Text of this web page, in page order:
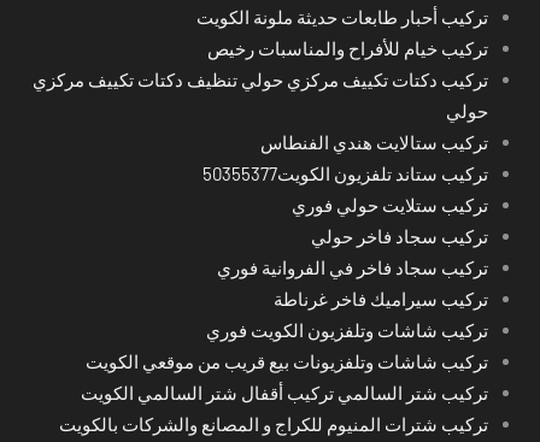
تركيب أحبار طابعات حديثة ملونة الكويت
تركيب خيام للأفراح والمناسبات رخيص
تركيب دكتات تكييف مركزي حولي تنظيف دكتات تكييف مركزي
حولي
تركيب ستالايت هندي الفنطاس
تركيب ستاند تلفزيون الكويت50355377
تركيب ستلايت حولي فوري
تركيب سجاد فاخر حولي
تركيب سجاد فاخر في الفروانية فوري
تركيب سيراميك فاخر غرناطة
تركيب شاشات وتلفزيون الكويت فوري
تركيب شاشات وتلفزيونات بيع قريب من موقعي الكويت
تركيب شتر السالمي تركيب أقفال شتر السالمي الكويت
تركيب شترات المنيوم للكراج و المصانع والشركات بالكويت